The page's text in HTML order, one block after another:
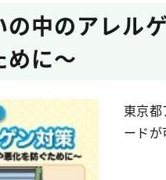
の中のアレル
めに～
東京
ードが